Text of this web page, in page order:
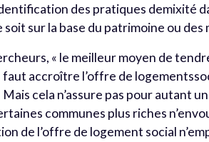
des pratiques demixité
soit sur la base du patrimoine ou
« le meilleur moyen de
faut accroître l’offre de
Mais cela n’assure pas pour
communes plus riches
de l’offre de logement social